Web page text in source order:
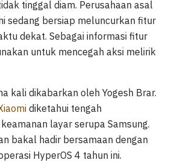
tinggal diam. Perusahaan asal
sedang bersiap meluncurkan fitur
dekat. Sebagai informasi fitur
untuk mencegah aksi melirik
kali dikabarkan oleh Yogesh Brar.
diketahui tengah
layar serupa Samsung.
bakal hadir bersamaan dengan
HyperOS 4 tahun ini.